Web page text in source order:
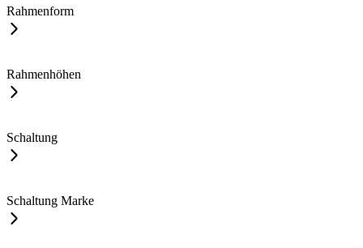
Rahmenform
Rahmenhöhen
Schaltung
Schaltung Marke